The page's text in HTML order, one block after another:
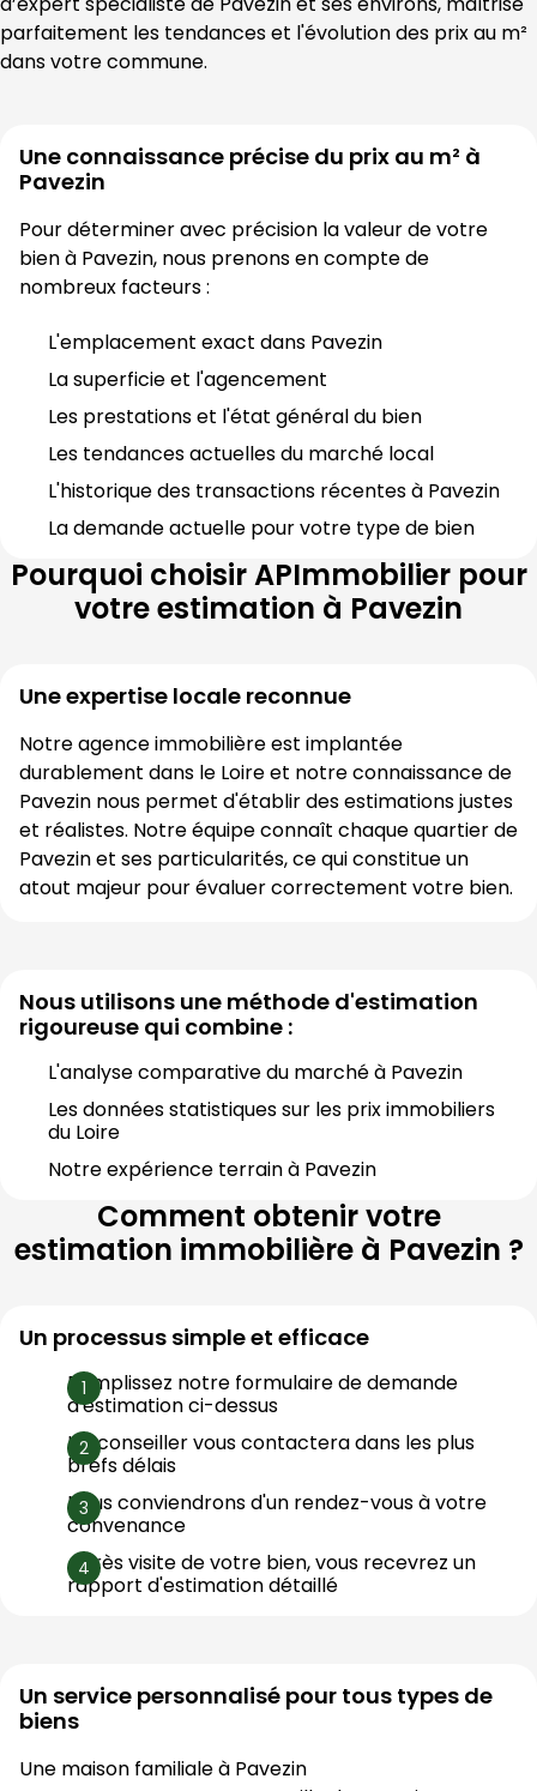
parfaitement les tendances et l'évolution des prix au m²
dans votre commune.
Une connaissance précise du prix au m² à
Pavezin
Pour déterminer avec précision la valeur de votre
bien à Pavezin, nous prenons en compte de
nombreux facteurs :
L'emplacement exact dans Pavezin
La superficie et l'agencement
Les prestations et l'état général du bien
Les tendances actuelles du marché local
L'historique des transactions récentes à Pavezin
La demande actuelle pour votre type de bien
Pourquoi choisirAPImmobilierpour
votre estimation à Pavezin
Une expertise locale reconnue
Notre agence immobilière est implantée
durablement dans le Loire
Pavezin nous permet d'établir des estimations justes
Pavezin et ses particularités, ce qui constitue un
atout majeur pour évaluer correctement votre bien.
Nous utilisons une méthode d'estimation
rigoureuse qui combine :
L'analyse comparative du marché à Pavezin
Les données statistiques sur les prix immobiliers
du Loire
Notre expérience terrain à Pavezin
Comment obtenir votre
estimation immobilière à Pavezin ?
Un processus simple et efficace
Remplissez notre formulaire de demande
d'estimation ci-dessus
Un conseiller vous contactera dans les plus
brefs délais
Nous conviendrons d'un rendez-vous à votre
convenance
Après visite de votre bien, vous recevrez un
rapport d'estimation détaillé
Un service personnalisé pour tous types de
biens
Une maison familiale à Pavezin